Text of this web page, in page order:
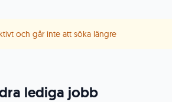
och går inte att söka längre
lediga jobb